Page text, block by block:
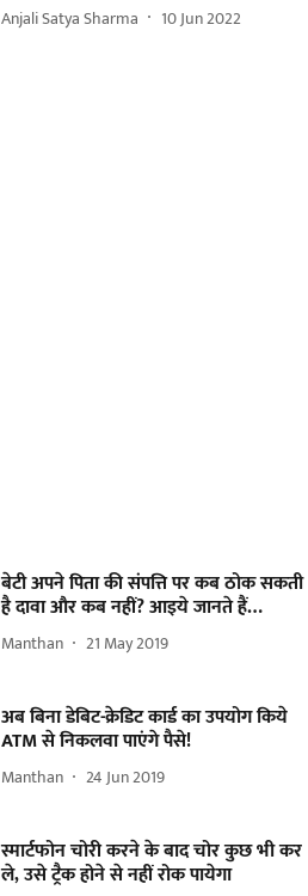
Anjali Satya Sharma 10 Jun 2022
बेटी अपने पिता की संपत्ति पर कब ठोक सकती
है दावा और कब नहीं? आइये जानते हैं…
Manthan 21 May 2019
अब बिना डेबिट-क्रेडिट कार्ड का उपयोग किये
ATM से निकलवा पाएंगे पैसे!
Manthan 24 Jun 2019
स्मार्टफोन चोरी करने के बाद चोर कुछ भी कर
ले, उसे ट्रैक होने से नहीं रोक पायेगा